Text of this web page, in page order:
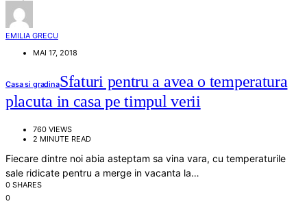
EMILIA GRECU
MAI 17, 2018
Casa si gradinaSfaturi pentru a avea o temperatura
placuta in casa pe timpul verii
760 VIEWS
2 MINUTE READ
Fiecare dintre noi abia asteptam sa vina vara, cu temperaturile
sale ridicate pentru a merge in vacanta la…
0 SHARES
0